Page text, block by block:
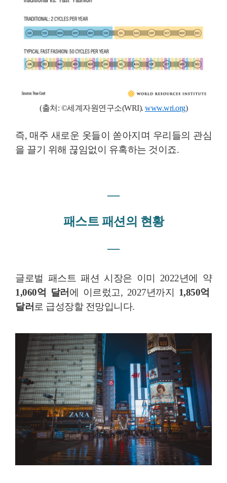
(출처: ©세계자원연구소(WRI). www.wri.org)
즉, 매주 새로운 옷들이 쏟아지며 우리들의 관심
을 끌기 위해 끊임없이 유혹하는 것이죠.
―
패스트 패션의 현황
―
글로벌 패스트 패션 시장은 이미 2022년에 약
1,060억 달러 에 이르렀고, 2027년까지 1,850억
달러로 급성장할 전망입니다.